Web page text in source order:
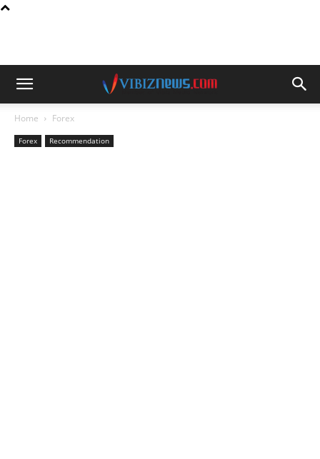
Home Forex
Forex Recommendation